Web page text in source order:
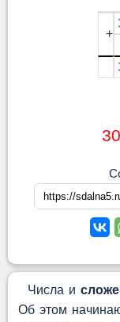
+
Числа и
Об этом